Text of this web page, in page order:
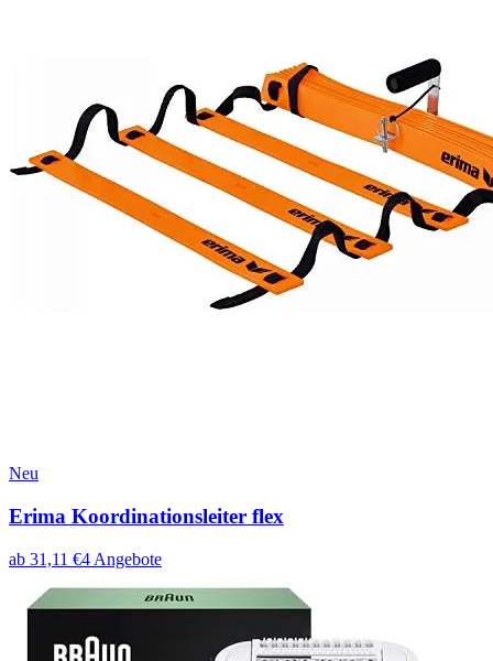
Neu
Erima Koordinationsleiter flex
ab 31,11 €4 Angebote